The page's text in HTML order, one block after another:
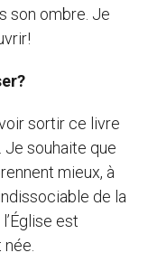
son ombre. Je
sortir ce livre
Je souhaite que
mieux, à
de la
est